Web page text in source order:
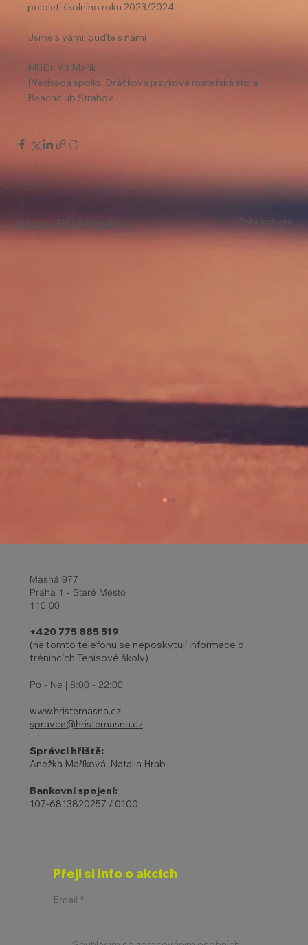
pololetí školního roku 2023/2024.
Jsme s vámi, buďte s námi
MUDr. Vít Mařik
Předseda spolku Dráčkova jazyková mateřská škola
Beachclub Strahov
Nejnovější příspěvky Zobrazit vše
Report z turnaje a Velikonoční
prázdniny 2-6.4.
Masná 977
Praha 1 - Staré Město
110 00
+420 775 885 519
(na tomto telefonu se neposkytují informace o
trénincích Tenisové školy)
Po - Ne | 8:00 - 22:00
www.hristemasna.cz
spravce@hristemasna.cz
Správci hřiště:
Anežka Maříková, Natalia Hrab
Bankovní spojení:
107-6813820257 / 0100
Přeji si info o akcích
Email *